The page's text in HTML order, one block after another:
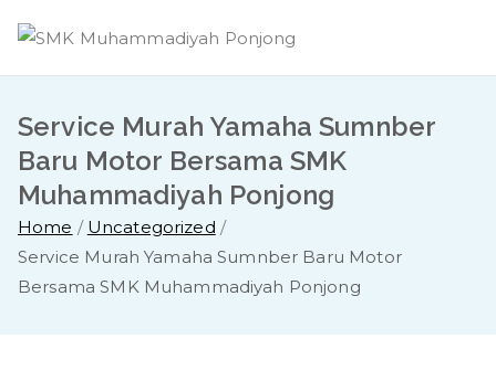
content
Service Murah Yamaha Sumnber
Baru Motor Bersama SMK
Muhammadiyah Ponjong
Home
Uncategorized
Service Murah Yamaha Sumnber Baru Motor
Bersama SMK Muhammadiyah Ponjong